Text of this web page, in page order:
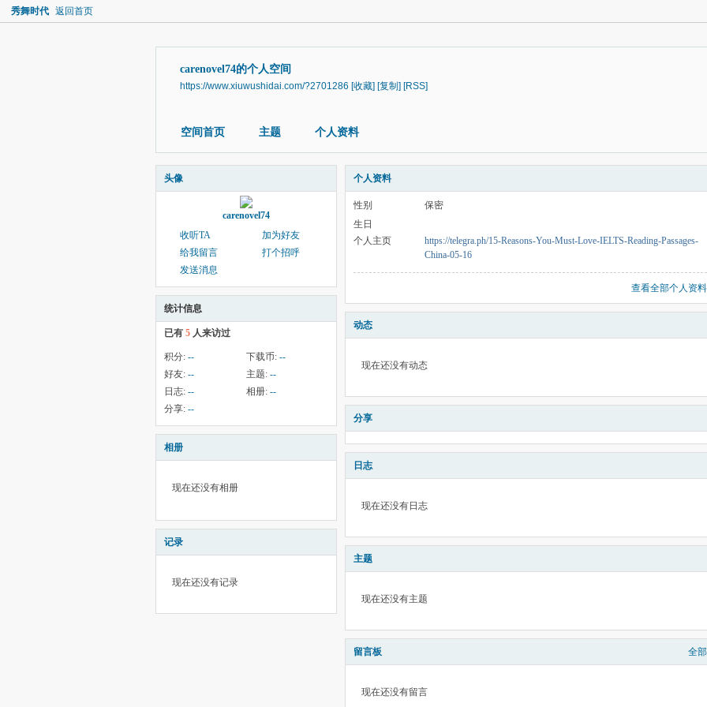
秀舞时代 返回首页
carenovel74的个人空间
https://www.xiuwushidai.com/?2701286 [收藏] [复制] [RSS]
空间首页 主题 个人资料
头像
carenovel74
收听TA
加为好友
给我留言
打个招呼
发送消息
统计信息
已有 5 人来访过
积分: -- 下载币: --
好友: -- 主题: --
日志: -- 相册: --
分享: --
相册
现在还没有相册
记录
现在还没有记录
个人资料
性别
保密
生日
个人主页
https://telegra.ph/15-Reasons-You-Must-Love-IELTS-Reading-Passages-
China-05-16
查看全部个人资料
动态
现在还没有动态
分享
日志
现在还没有日志
主题
现在还没有主题
留言板 全部
现在还没有留言